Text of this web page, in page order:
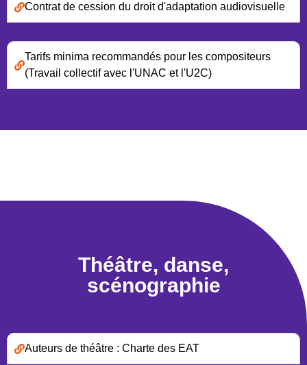
Contrat de cession du droit d'adaptation audiovisuelle
Tarifs minima recommandés pour les compositeurs
(Travail collectif avec l'UNAC et l'U2C)
Théâtre, danse,
scénographie
Auteurs de théâtre : Charte des EAT